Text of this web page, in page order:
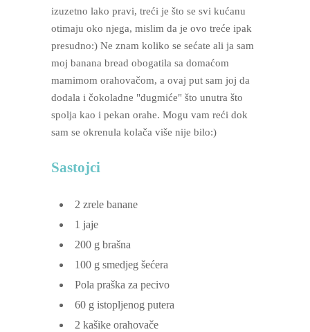
izuzetno lako pravi, treći je što se svi kućanu
otimaju oko njega, mislim da je ovo treće ipak
presudno:) Ne znam koliko se sećate ali ja sam
moj banana bread obogatila sa domaćom
mamimom orahovačom, a ovaj put sam joj da
dodala i čokoladne "dugmiće" što unutra što
spolja kao i pekan orahe. Mogu vam reći dok
sam se okrenula kolača više nije bilo:)
Sastojci
2 zrele banane
1 jaje
200 g brašna
100 g smedjeg šećera
Pola praška za pecivo
60 g istopljenog putera
2 kašike orahovače